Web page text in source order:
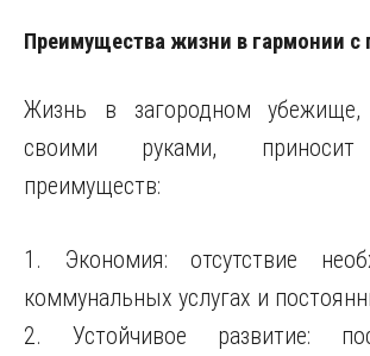
Преимущества жизни в гармонии с
Жизнь в загородном убежище,
своими руками, приносит
преимуществ:
1. Экономия: отсутствие
коммунальных услугах и
2. Устойчивое развитие: